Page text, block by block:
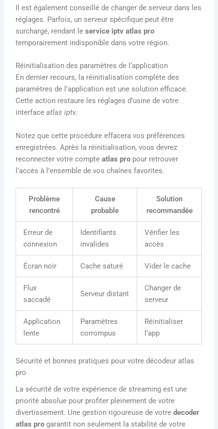
Il est également conseillé de changer de serveur dans les
réglages. Parfois, un serveur spécifique peut être
surchargé, rendant leservice iptv atlas pro
temporairement indisponible dans votre région.
Réinitialisation des paramètres de l’application
En dernier recours, la réinitialisation complète des
paramètres de l’application est une solution efficace.
Cette action restaure les réglages d’usine de votre
interfaceatlas iptv.
Notez que cette procédure effacera vos préférences
enregistrées. Après la réinitialisation, vous devrez
reconnecter votre compteatlas pro pour retrouver
l’accès à l’ensemble de vos chaînes favorites.
Problème
rencontré
Cause
probable
Solution
recommandée
Erreur de
connexion
Identifiants
invalides
Vérifier les
accès
Écran noir Cache saturé Vider le cache
Flux
saccadé
Serveur distant
Changer de
serveur
Application
lente
Paramètres
corrompus
Réinitialiser
l’app
Sécurité et bonnes pratiques pour votre décodeur atlas
pro
La sécurité de votre expérience de streaming est une
priorité absolue pour profiter pleinement de votre
divertissement. Une gestion rigoureuse de votredecoder
atlas pro garantit non seulement la stabilité de votre